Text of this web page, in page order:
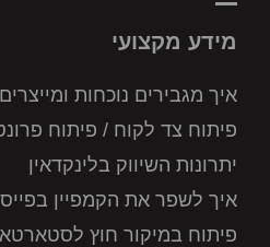
מידע מקצועי
איך מגבירים נוכחות
פיתוח צד לקוח / פיתוח
יתרונות השיווק בלינקדאין
איך לשפר את הקמפיין
פיתוח במיקור חוץ